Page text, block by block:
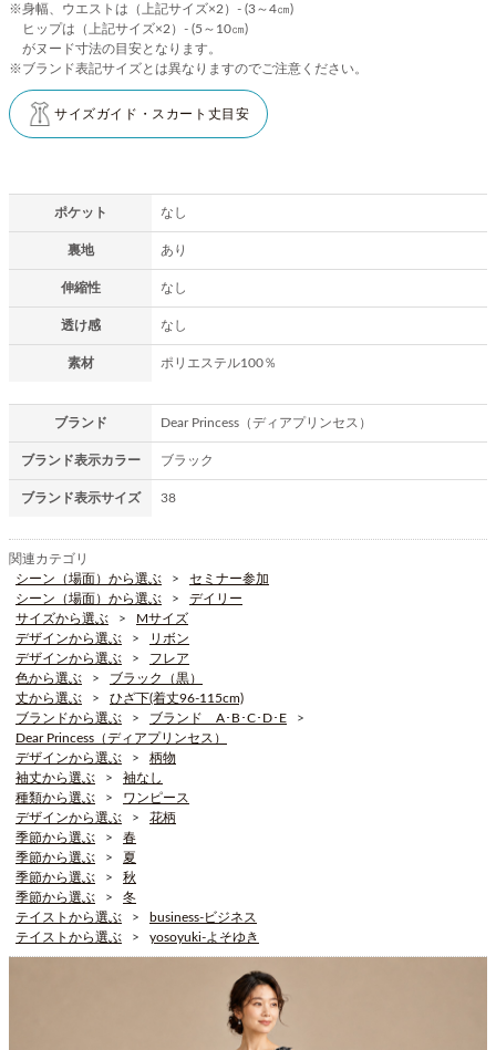
※身幅、ウエストは（上記サイズ×2）- (3～4㎝)
ヒップは（上記サイズ×2）- (5～10㎝)
がヌード寸法の目安となります。
※ブランド表記サイズとは異なりますのでご注意ください。
サイズガイド・スカート丈目安
ポケット なし
裏地 あり
伸縮性 なし
透け感 なし
素材 ポリエステル100％
ブランド Dear Princess（ディアプリンセス）
ブランド表示カラー ブラック
ブランド表示サイズ 38
関連カテゴリ
シーン（場面）から選ぶ
セミナー参加
シーン（場面）から選ぶ
デイリー
サイズから選ぶ
Mサイズ
デザインから選ぶ
リボン
デザインから選ぶ
フレア
色から選ぶ
ブラック（黒）
丈から選ぶ
ひざ下(着丈96-115cm)
ブランドから選ぶ
ブランド A･B･C･D･E
Dear Princess（ディアプリンセス）
デザインから選ぶ
柄物
袖丈から選ぶ
袖なし
種類から選ぶ
ワンピース
デザインから選ぶ
花柄
季節から選ぶ
春
季節から選ぶ
夏
季節から選ぶ
秋
季節から選ぶ
冬
テイストから選ぶ
business-ビジネス
テイストから選ぶ
yosoyuki-よそゆき